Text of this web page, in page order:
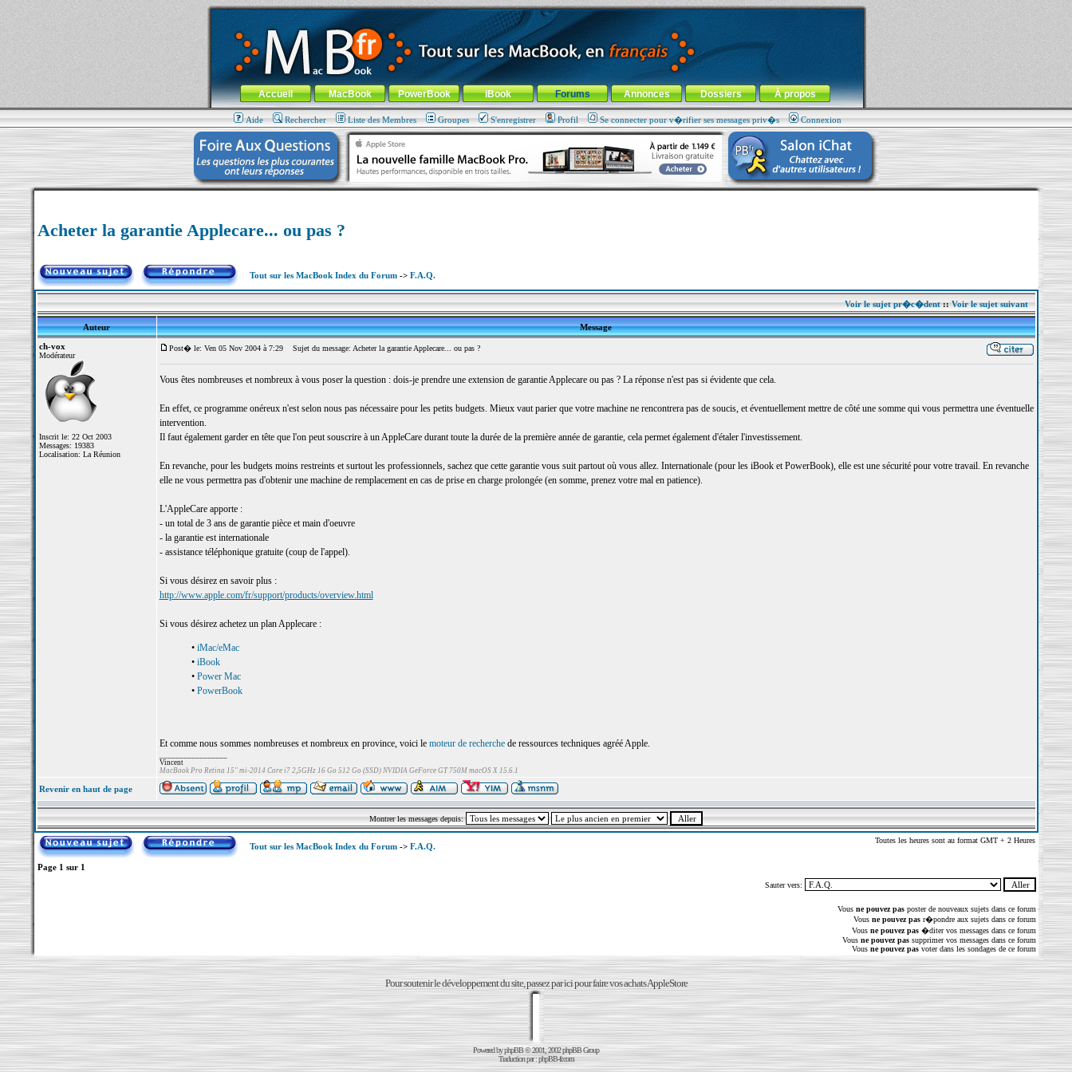
MacBook-fr.com : 100% Apple... 100% nomade !
Aller au contenu-Aller au menu général-Aller au menu de la rubrique
Menu général
Accueil MacBook PowerBook iBook Forums Annonces Dossiers À propos
Aide Rechercher Liste des Membres Groupes S'enregistrer Profil Se connecter pour v�rifier ses messages priv�s Connexion
Acheter la garantie Applecare... ou pas ?
Tout sur les MacBook Index du Forum-> F.A.Q.
Voir le sujet pr�c�dent::Voir le sujet suivant
Auteur
Message
ch-vox
Modérateur
Inscrit le: 22 Oct 2003
Messages: 19383
Localisation: La Réunion
Post� le: Ven 05 Nov 2004 à 7:29 Sujet du message: Acheter la garantie Applecare... ou pas ?
Vous êtes nombreuses et nombreux à vous poser la question : dois-je prendre une extension de garantie Applecare ou pas ? La réponse n'est pas si évidente que cela.
En effet, ce programme onéreux n'est selon nous pas nécessaire pour les petits budgets. Mieux vaut parier que votre machine ne rencontrera pas de soucis, et éventuellement mettre de côté une somme qui vous permettra une éventuelle
intervention.
Il faut également garder en tête que l'on peut souscrire à un AppleCare durant toute la durée de la première année de garantie, cela permet également d'étaler l'investissement.
En revanche, pour les budgets moins restreints et surtout les professionnels, sachez que cette garantie vous suit partout où vous allez. Internationale (pour les iBook et PowerBook), elle est une sécurité pour votre travail. En revanche
elle ne vous permettra pas d'obtenir une machine de remplacement en cas de prise en charge prolongée (en somme, prenez votre mal en patience).
L'AppleCare apporte :
- un total de 3 ans de garantie pièce et main d'oeuvre
- la garantie est internationale
- assistance téléphonique gratuite (coup de l'appel).
Si vous désirez en savoir plus :
http://www.apple.com/fr/support/products/overview.html
Si vous désirez achetez un plan Applecare :
• iMac/eMac
• iBook
• Power Mac
• PowerBook
Et comme nous sommes nombreuses et nombreux en province, voici le moteur de recherchede ressources techniques agréé Apple.
Vincent
MacBook Pro Retina 15" mi-2014 Core i7 2,5GHz 16 Go 512 Go (SSD) NVIDIA GeForce GT 750M macOS X 15.6.1
Revenir en haut de page
Montrer les messages depuis:
Tout sur les MacBook Index du Forum-> F.A.Q.
Toutes les heures sont au format GMT + 2 Heures
Page 1 sur 1
Sauter vers:
Vous ne pouvez pasposter de nouveaux sujets dans ce forum
Vous ne pouvez pasr�pondre aux sujets dans ce forum
Vous ne pouvez pas�diter vos messages dans ce forum
Vous ne pouvez passupprimer vos messages dans ce forum
Vous ne pouvez pasvoter dans les sondages de ce forum
Pour soutenir le développement du site, passez par ici pour faire vos achats AppleStore
Powered byphpBB© 2001, 2002 phpBB Group
Traduction par :phpBB-fr.com